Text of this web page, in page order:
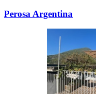
Perosa Argentina